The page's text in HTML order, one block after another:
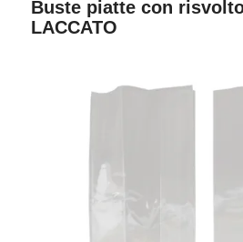
Buste piatte con
LACCATO